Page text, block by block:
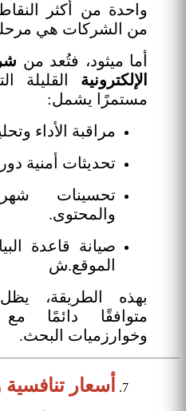
واحدة من أكثر
من الشركات هي
أما ميثود، فتُعد من
الإلكترونية القليلة
مستمرًا يشمل:
مراقبة الأداء
تحديثات أمنية
تحسينات
والمحتوى.
صيانة قاعدة
الموقع.ش
بهذه الطريقة،
متوافقًا دائمًا مع
وخوارزميات البحث.
أسعار